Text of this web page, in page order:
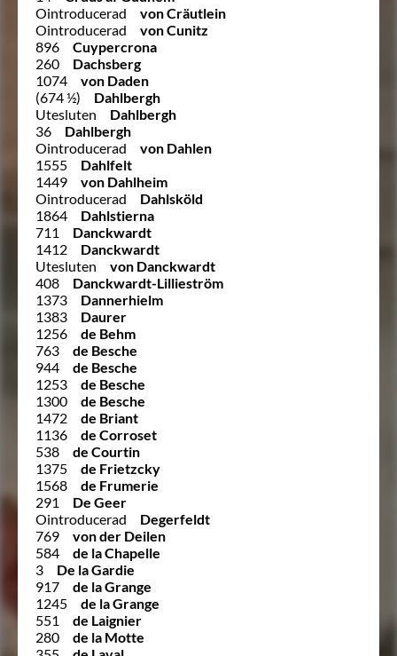
Ointroducerad
von Cräutlein
Ointroducerad
von Cunitz
896
Cuypercrona
260
Dachsberg
1074
von Daden
(674 ½)
Dahlbergh
Utesluten
Dahlbergh
36
Dahlbergh
Ointroducerad
von Dahlen
1555
Dahlfelt
1449
von Dahlheim
Ointroducerad
Dahlsköld
1864
Dahlstierna
711
Danckwardt
1412
Danckwardt
Utesluten
von Danckwardt
408
Danckwardt-Lillieström
1373
Dannerhielm
1383
Daurer
1256
de Behm
763
de Besche
944
de Besche
1253
de Besche
1300
de Besche
1472
de Briant
1136
de Corroset
538
de Courtin
1375
de Frietzcky
1568
de Frumerie
291
De Geer
Ointroducerad
Degerfeldt
769
von der Deilen
584
de la Chapelle
3
De la Gardie
917
de la Grange
1245
de la Grange
551
de Laignier
280
de la Motte